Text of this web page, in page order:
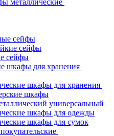
металлические
сейфы
сейфы
сейфы
шкафы для хранения
шкафы для хранения
шкафы
универсальный
шкафы для одежды
шкафы для сумок